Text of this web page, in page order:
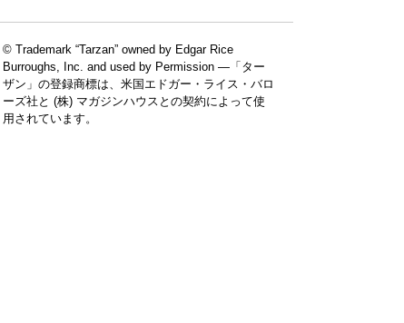
© Trademark “Tarzan” owned by Edgar Rice
Burroughs, Inc. and used by Permission —「ター
ザン」の登録商標は、米国エドガー・ライス・バロ
ーズ社と (株) マガジンハウスとの契約によって使
用されています。